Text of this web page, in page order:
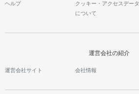
ヘルプ
クッキー・アクセスデータ
について
運営会社の紹介
運営会社サイト 会社情報